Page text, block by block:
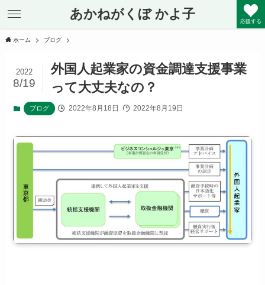
あかねがくぼ かよ子 応援する
ホーム ブログ
外国人起業家の資金調達支援事業
って大丈夫なの？
2022
8/19
ブログ 2022年8月18日 2022年8月19日